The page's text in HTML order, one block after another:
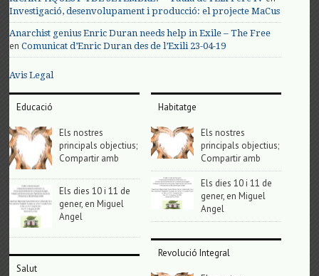
Investigació, desenvolupament i producció: el projecte MaCus
Anarchist genius Enric Duran needs help in Exile – The Free
enComunicat d’Enric Duran des de l’Exili 23-04-19
Avis Legal
Educació
Els nostres
principals objectius;
Compartir amb
Els dies 10 i 11 de
gener, en Miguel
Angel
Salut
Habitatge
Els nostres
principals objectius;
Compartir amb
Els dies 10 i 11 de
gener, en Miguel
Angel
Revolució Integral